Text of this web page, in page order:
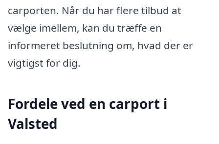
carporten. Når du har flere tilbud at
vælge imellem, kan du træffe en
informeret beslutning om, hvad der er
vigtigst for dig.
Fordele ved en carport i
Valsted